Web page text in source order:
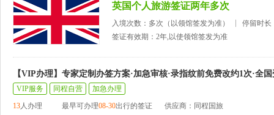
英国个人旅游签证两年多次
入境次数：多次（以领馆签发为准）
停留时长
签证有效期：2年,以使领馆签发为准
【VIP办理】专家定制办签方案·加急审核·录指纹前免费改约1次·全
VIP服务 同程自营
加急办理
13人办理 最早可办理08-30出行的签证 供应商：同程国旅